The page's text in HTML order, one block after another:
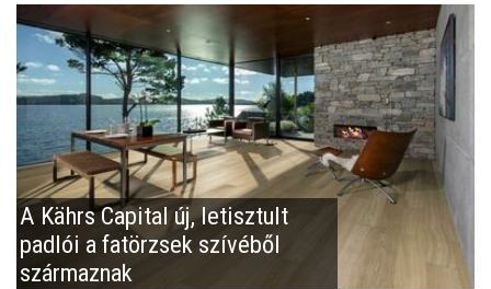
A Kährs Capital új, letisztult
padlói a fatörzsek szívéből
származnak